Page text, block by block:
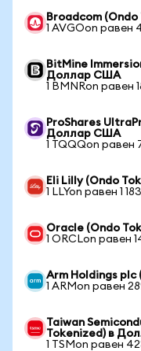
Broadcom
1 AVGOon равен
BitMine
Доллар США
1 BMNRon равен
ProShares
Доллар США
1 TQQQon равен
Eli Lilly (Ondo
1 LLYon равен 1
Oracle (Ondo
1 ORCLon равен
Arm Holdings
1 ARMon равен
Taiwan
Tokenized) в
1 TSMon равен